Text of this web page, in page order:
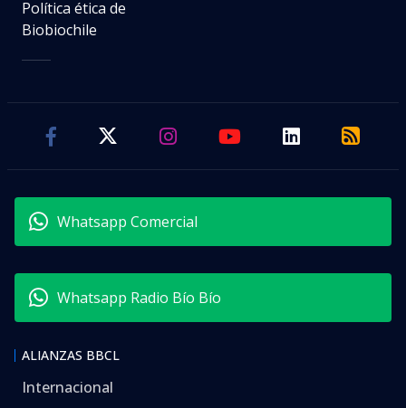
Política ética de
Biobiochile
Whatsapp Comercial
Whatsapp Radio Bío Bío
ALIANZAS BBCL
Internacional